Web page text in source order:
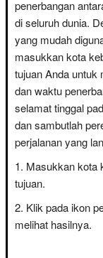
penerbangan
di seluruh dunia.
yang mudah
masukkan kota
tujuan Anda untuk
dan waktu
selamat tinggal
dan sambutlah
perjalanan yang
Masukkan kota
tujuan.
Klik pada ikon
melihat hasilnya.